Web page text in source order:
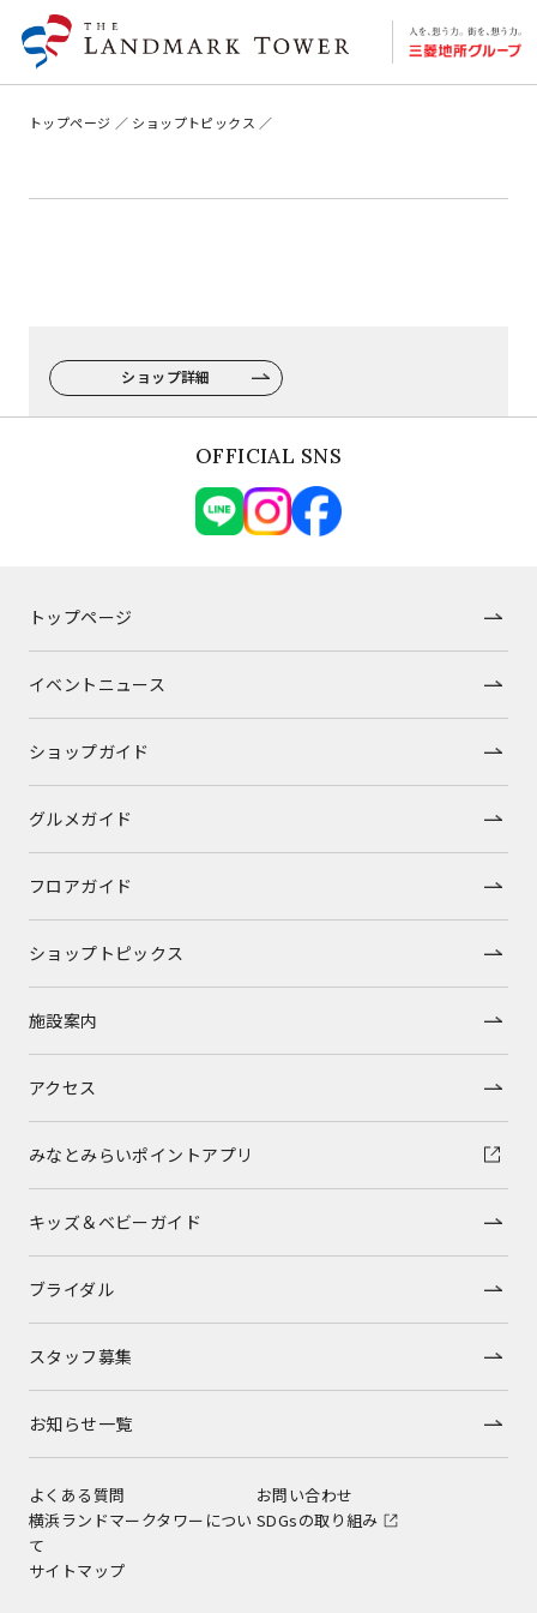
トップページ ショップトピックス
ショップ詳細
OFFICIAL SNS
トップページ
イベントニュース
ショップガイド
グルメガイド
フロアガイド
ショップトピックス
施設案内
アクセス
みなとみらいポイントアプリ
キッズ＆ベビーガイド
ブライダル
スタッフ募集
お知らせ一覧
よくある質問
お問い合わせ
横浜ランドマークタワーについ
て
SDGsの取り組み
サイトマップ